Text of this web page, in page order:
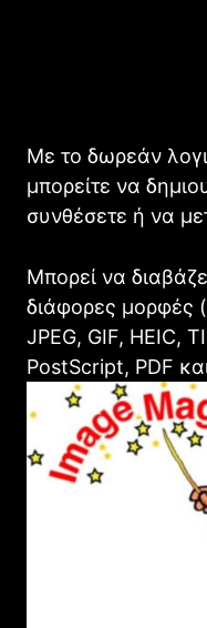
Με το δωρεάν
μπορείτε να
συνθέσετε ή να
Μπορεί να
διάφορες
JPEG, GIF, HEIC,
PostScript, PDF